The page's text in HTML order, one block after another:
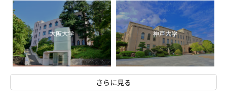
大阪大学 神戸大学
さらに見る